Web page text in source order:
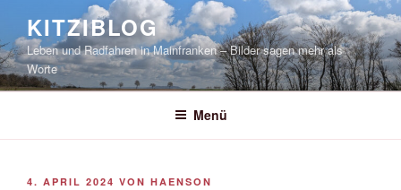
springen
KITZIBLOG
Leben und Radfahren in Mainfranken – Bilder sagen mehr als
Worte
Menü
VERÖFFENTLICHT
4. APRIL 2024 VON HAENSON